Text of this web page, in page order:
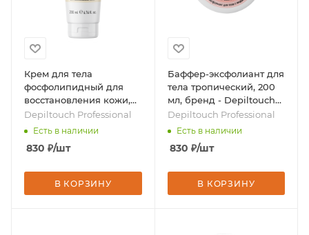
Крем для тела
фосфолипидный для
восстановления кожи,
200 мл, бренд -
Depiltouch Professional
Depiltouch Professional
Есть в наличии
830 ₽/шт
В КОРЗИНУ
Баффер-эксфолиант для
тела тропический, 200
мл, бренд - Depiltouch
Professional
Depiltouch Professional
Есть в наличии
830 ₽/шт
В КОРЗИНУ